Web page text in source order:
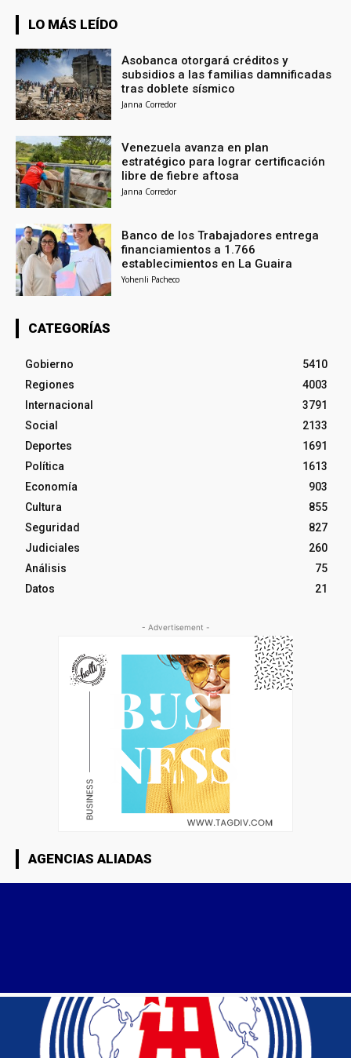
LO MÁS LEÍDO
Asobanca otorgará créditos y
subsidios a las familias damnificadas
tras doblete sísmico
Janna Corredor
Venezuela avanza en plan
estratégico para lograr certificación
libre de fiebre aftosa
Janna Corredor
Banco de los Trabajadores entrega
financiamientos a 1.766
establecimientos en La Guaira
Yohenli Pacheco
CATEGORÍAS
Gobierno
5410
Regiones
4003
Internacional
3791
Social
2133
Deportes
1691
Política
1613
Economía
903
Cultura
855
Seguridad
827
Judiciales
260
Análisis
75
Datos
21
- Advertisement -
AGENCIAS ALIADAS